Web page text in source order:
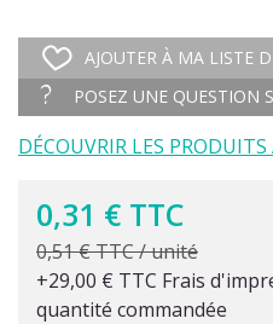
AJOUTER À MA LISTE
POSEZ UNE QUESTION
DÉCOUVRIR LES PRODUITS
0,31 € TTC
0,51 € TTC / unité
+29,00 € TTC Frais
quantité commandée